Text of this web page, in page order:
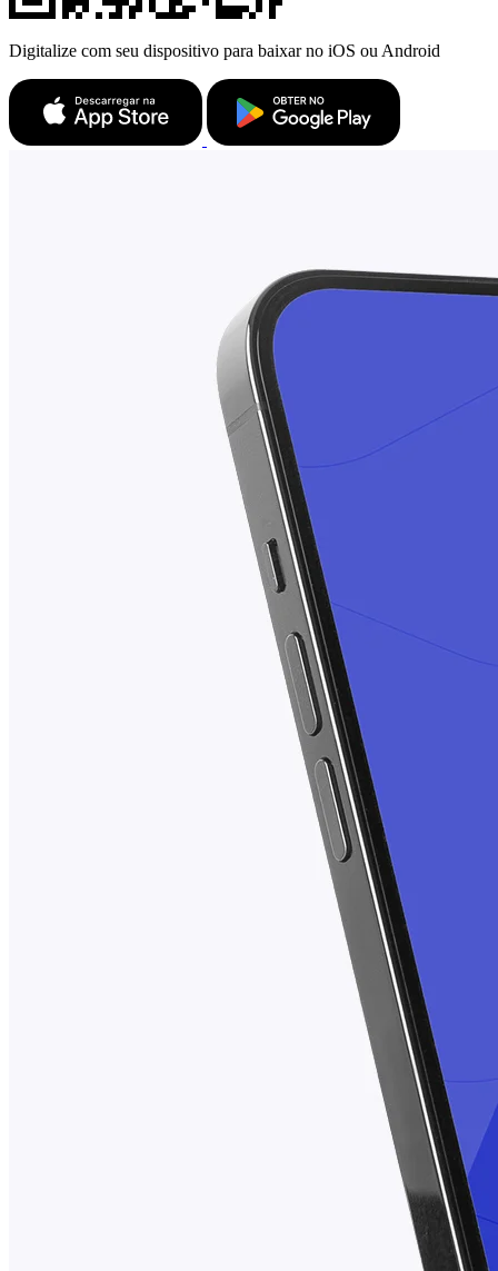
Digitalize com seu dispositivo para baixar no iOS ou Android